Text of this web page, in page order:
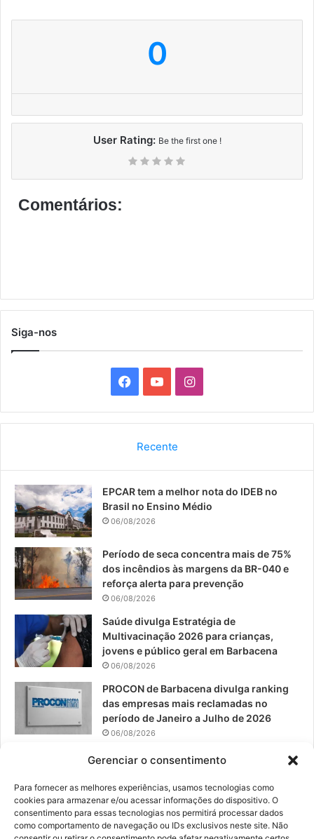
Gerenciar o consentimento
Para fornecer as melhores experiências, usamos tecnologias como
cookies para armazenar e/ou acessar informações do dispositivo. O
consentimento para essas tecnologias nos permitirá processar dados
como comportamento de navegação ou IDs exclusivos neste site. Não
0
User Rating: Be the first one !
Comentários:
Siga-nos
a
b
o
o
o
u
e
I
n
a
r
Recente
EPCAR tem a melhor nota do IDEB no
Brasil no Ensino Médio
06/08/2026
Período de seca concentra mais de 75%
dos incêndios às margens da BR-040 e
reforça alerta para prevenção
06/08/2026
Saúde divulga Estratégia de
Multivacinação 2026 para crianças,
jovens e público geral em Barbacena
06/08/2026
PROCON de Barbacena divulga ranking
das empresas mais reclamadas no
período de Janeiro a Julho de 2026
06/08/2026
Prefeitura convoca organizações de
Resíduos Sólidos
05/08/2026